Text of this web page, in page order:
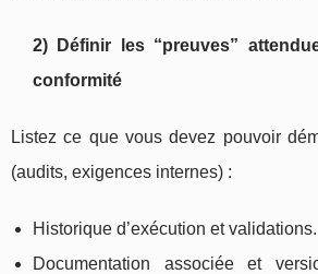
2) Définir les “preuves”
conformité
Listez ce que vous devez pouvoir
(audits, exigences internes) :
Historique d’exécution et validations.
Documentation associée et